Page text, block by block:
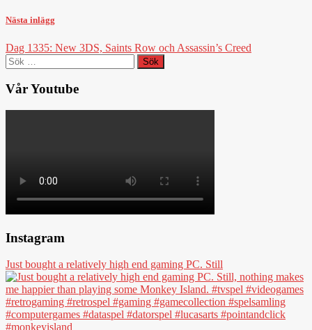
Nästa inlägg
Dag 1335: New 3DS, Saints Row och Assassin’s Creed
Sök
efter:
Vår Youtube
Instagram
Just bought a relatively high end gaming PC. Still